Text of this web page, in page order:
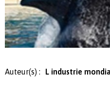
Auteur(s) : L industrie